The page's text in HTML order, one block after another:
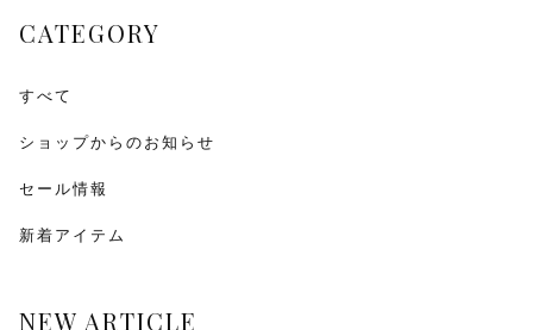
CATEGORY
すべて
ショップからのお知らせ
セール情報
新着アイテム
NEW ARTICLE